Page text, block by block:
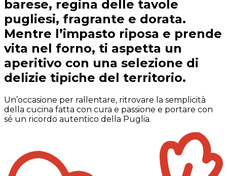
barese, regina delle tavole
pugliesi, fragrante e dorata.
Mentre l’impasto riposa e prende
vita nel forno, ti aspetta un
aperitivo con una selezione di
delizie tipiche del territorio.
Un’occasione per rallentare, ritrovare la semplicità
della cucina fatta con cura e passione e portare con
sé un ricordo autentico della Puglia.